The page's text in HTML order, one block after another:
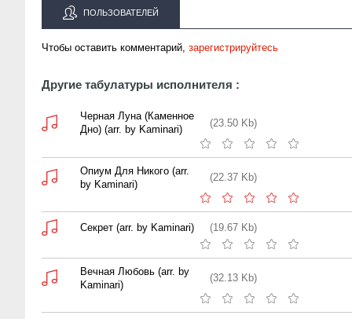
ПОЛЬЗОВАТЕЛЕЙ
Чтобы оставить комментарий, зарегистрируйтесь
Другие табулатуры исполнителя :
Черная Луна (Каменное
Дно) (arr. by Kaminari)
(23.50 Kb)
Опиум Для Никого (arr.
by Kaminari)
(22.37 Kb)
Секрет (arr. by Kaminari) (19.67 Kb)
Вечная Любовь (arr. by
Kaminari)
(32.13 Kb)